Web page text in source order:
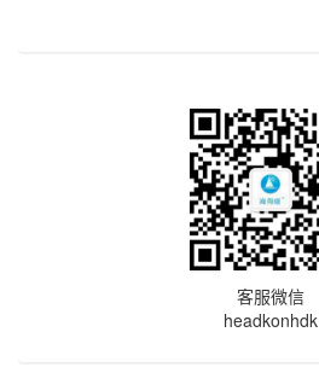
客服微信
headkonhdk